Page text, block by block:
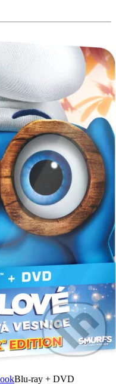
Blu-ray + DVD